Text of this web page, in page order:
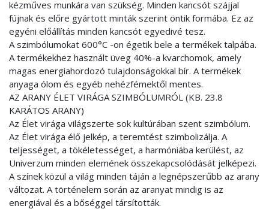
kézműves munkára van szükség. Minden kancsót szájjal
fújnak és előre gyártott minták szerint öntik formába. Ez az
egyéni előállítás minden kancsót egyedivé tesz.
A szimbólumokat 600°C -on égetik bele a termékek talpába.
A termékekhez használt üveg 40%-a kvarchomok, amely
magas energiahordozó tulajdonságokkal bír. A termékek
anyaga ólom és egyéb nehézfémektől mentes.
AZ ARANY ÉLET VIRÁGA SZIMBÓLUMRÓL (KB. 23.8
KARÁTOS ARANY)
Az Élet virága világszerte sok kultúrában szent szimbólum.
Az Élet virága élő jelkép, a teremtést szimbolizálja. A
teljességet, a tökéletességet, a harmóniába kerülést, az
Univerzum minden elemének összekapcsolódását jelképezi.
A színek közül a világ minden táján a legnépszerűbb az arany
változat. A történelem során az aranyat mindig is az
energiával és a bőséggel társították.